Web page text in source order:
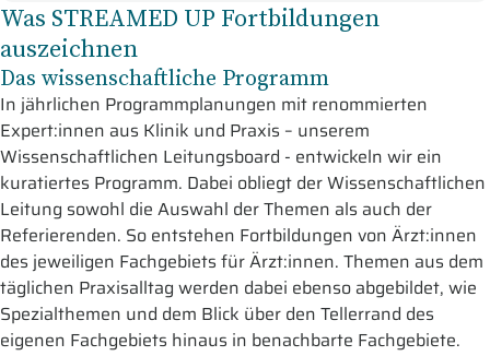
Was STREAMED UP Fortbildungen
auszeichnen
Das wissenschaftliche Programm
In jährlichen Programmplanungen mit renommierten
Expert:innen aus Klinik und Praxis – unserem
Wissenschaftlichen Leitungsboard - entwickeln wir ein
kuratiertes Programm. Dabei obliegt der Wissenschaftlichen
Leitung sowohl die Auswahl der Themen als auch der
Referierenden. So entstehen Fortbildungen von Ärzt:innen
des jeweiligen Fachgebiets für Ärzt:innen. Themen aus dem
täglichen Praxisalltag werden dabei ebenso abgebildet, wie
Spezialthemen und dem Blick über den Tellerrand des
eigenen Fachgebiets hinaus in benachbarte Fachgebiete.